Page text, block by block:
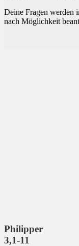
Deine Fragen werden
nach Möglichkeit
Philipper
3,1-11